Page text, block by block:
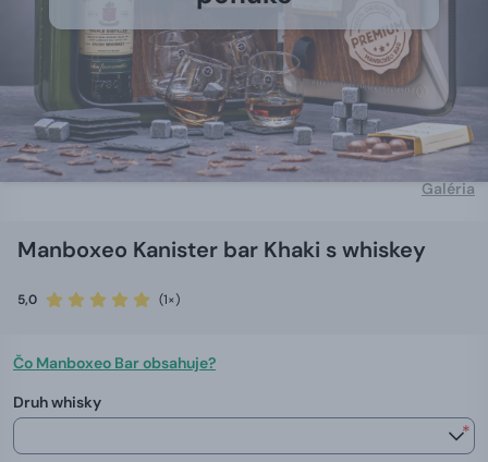
Galéria
Manboxeo Kanister bar Khaki s whiskey
5,0 (1×)
Čo Manboxeo Bar obsahuje?
Druh whisky
*